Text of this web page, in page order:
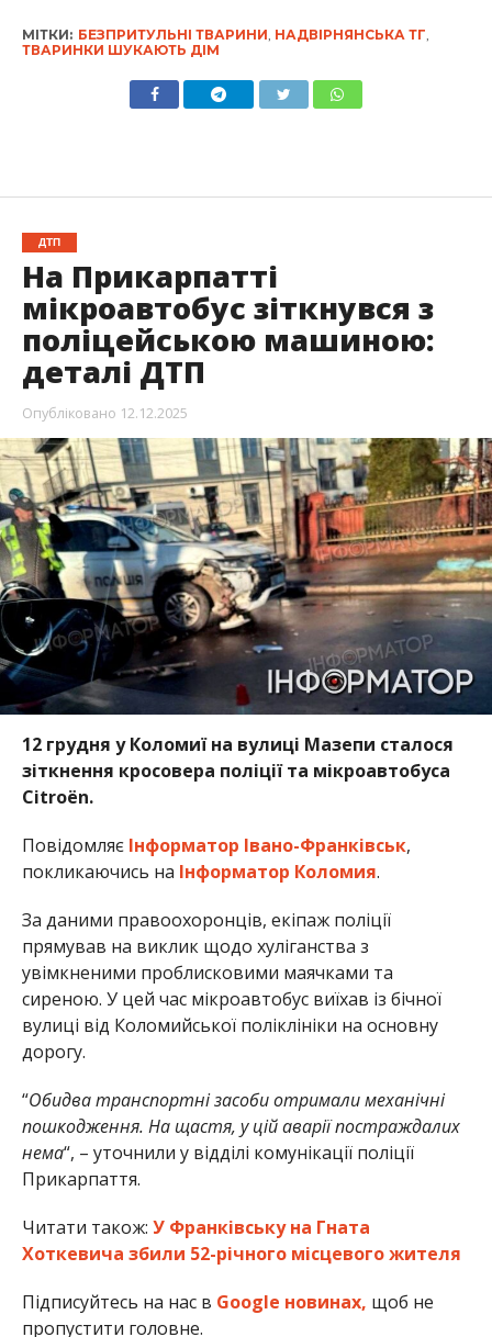
МІТКИ: БЕЗПРИТУЛЬНІ ТВАРИНИ НАДВІРНЯНСЬКА ТГ
ТВАРИНКИ ШУКАЮТЬ ДІМ
ДТП
На Прикарпатті
мікроавтобус зіткнувся з
поліцейською машиною:
деталі ДТП
Опубліковано 12.12.2025
12 грудня у Коломиї на вулиці Мазепи сталося
зіткнення кросовера поліції та мікроавтобуса
Citroën.
Повідомляє Інформатор Івано-Франківськ,
покликаючись на Інформатор Коломия.
За даними правоохоронців, екіпаж поліції
прямував на виклик щодо хуліганства з
увімкненими проблисковими маячками та
сиреною. У цей час мікроавтобус виїхав із бічної
вулиці від Коломийської поліклініки на основну
дорогу.
“Обидва транспортні засоби отримали механічні
пошкодження. На щастя, у цій аварії постраждалих
нема“, – уточнили у відділі комунікації поліції
Прикарпаття.
Читати також: У Франківську на Гната
Хоткевича збили 52-річного місцевого жителя
Підписуйтесь на нас в Google новинах, щоб не
пропустити головне.